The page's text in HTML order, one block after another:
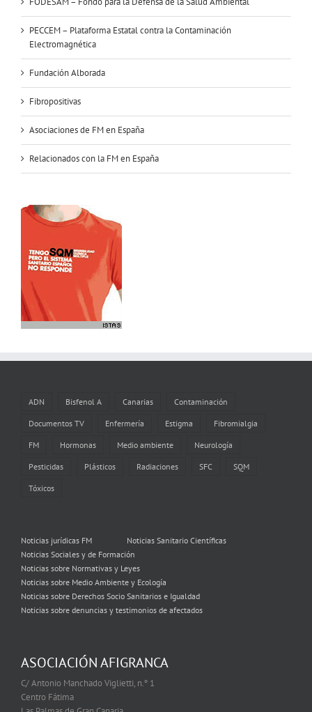
PECCEM – Plataforma Estatal contra la Contaminación
Electromagnética
Fundación Alborada
Fibropositivas
Asociaciones de FM en España
Relacionados con la FM en España
ADN Bisfenol A Canarias Contaminación
Documentos TV Enfermería Estigma Fibromialgia
FM Hormonas Medio ambiente Neurología
Pesticidas Plásticos Radiaciones SFC SQM
Tóxicos
Noticias jurídicas FM
Noticias Sanitario Científicas
Noticias Sociales y de Formación
Noticias sobre Normativas y Leyes
Noticias sobre Medio Ambiente y Ecología
Noticias sobre Derechos Socio Sanitarios e Igualdad
Noticias sobre denuncias y testimonios de afectados
ASOCIACIÓN AFIGRANCA
C/ Antonio Manchado Viglietti, n.º 1
Centro Fátima